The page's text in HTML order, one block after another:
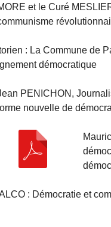
et le Curé
: La Commune de
démocratique
PENICHON,
nouvelle de
: Démocratie et